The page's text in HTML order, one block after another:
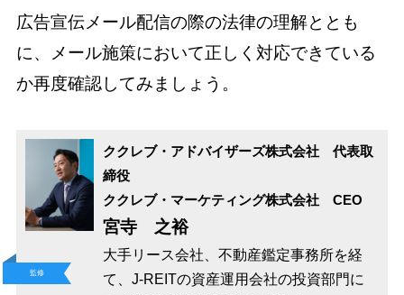
広告宣伝メール配信の際の法律の理解ととも
に、メール施策において正しく対応できている
か再度確認してみましょう。
監修
ククレブ・アドバイザーズ株式会社 代表取
締役
ククレブ・マーケティング株式会社 CEO
宮寺 之裕
大手リース会社、不動産鑑定事務所を経
て、J-REITの資産運用会社の投資部門に